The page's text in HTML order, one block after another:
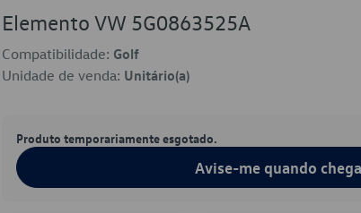
Elemento VW 5G0863525A
Compatibilidade: Golf
Unidade de venda: Unitário(a)
Produto temporariamente esgotado.
Avise-me quando